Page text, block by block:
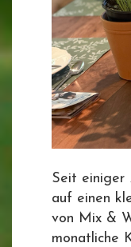
Seit einiger
auf einen
von Mix &
monatliche